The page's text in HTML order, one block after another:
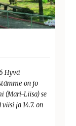
Hyvä
on jo
(Mari-Liisa) se
ja 14.7. on